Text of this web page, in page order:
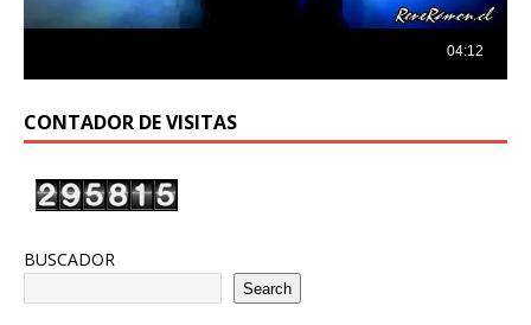
CONTADOR DE VISITAS
BUSCADOR
Search